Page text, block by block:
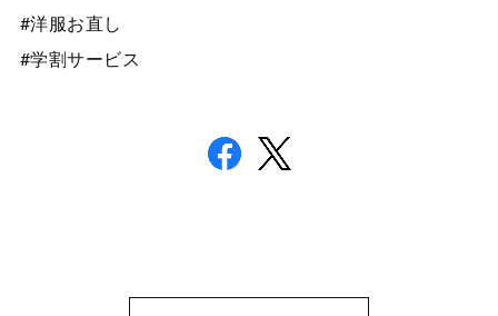
#洋服お直し
#学割サービス